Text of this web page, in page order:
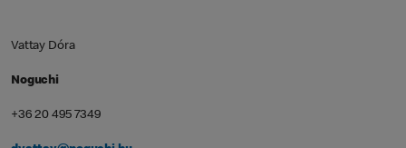
Vattay Dóra
Noguchi
+36 20 495 7349